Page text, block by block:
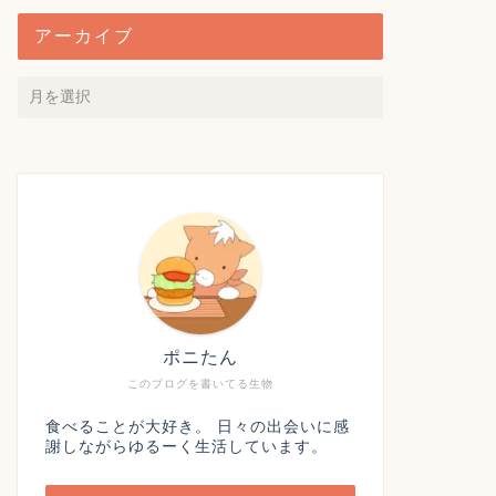
アーカイブ
このブログを書いてる生物
ポニたん
食べることが大好き。 日々の出会いに感
謝しながらゆるーく生活しています。